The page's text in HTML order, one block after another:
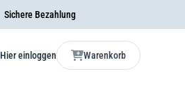
Sichere Bezahlung
Hier einloggen Warenkorb